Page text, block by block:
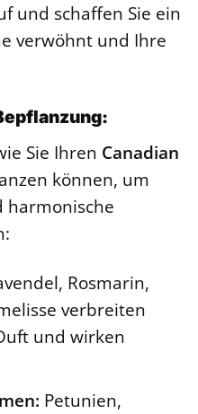
und schaffen Sie ein
verwöhnt und Ihre
Sie Ihren Canadian
können, um
harmonische
Rosmarin,
verbreiten
und wirken
Petunien,